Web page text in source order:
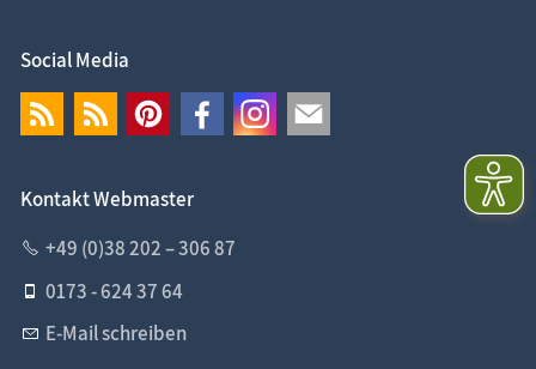
Social Media
Kontakt Webmaster
+49 (0)38 202 – 306 87
0173 - 624 37 64
E-Mail schreiben